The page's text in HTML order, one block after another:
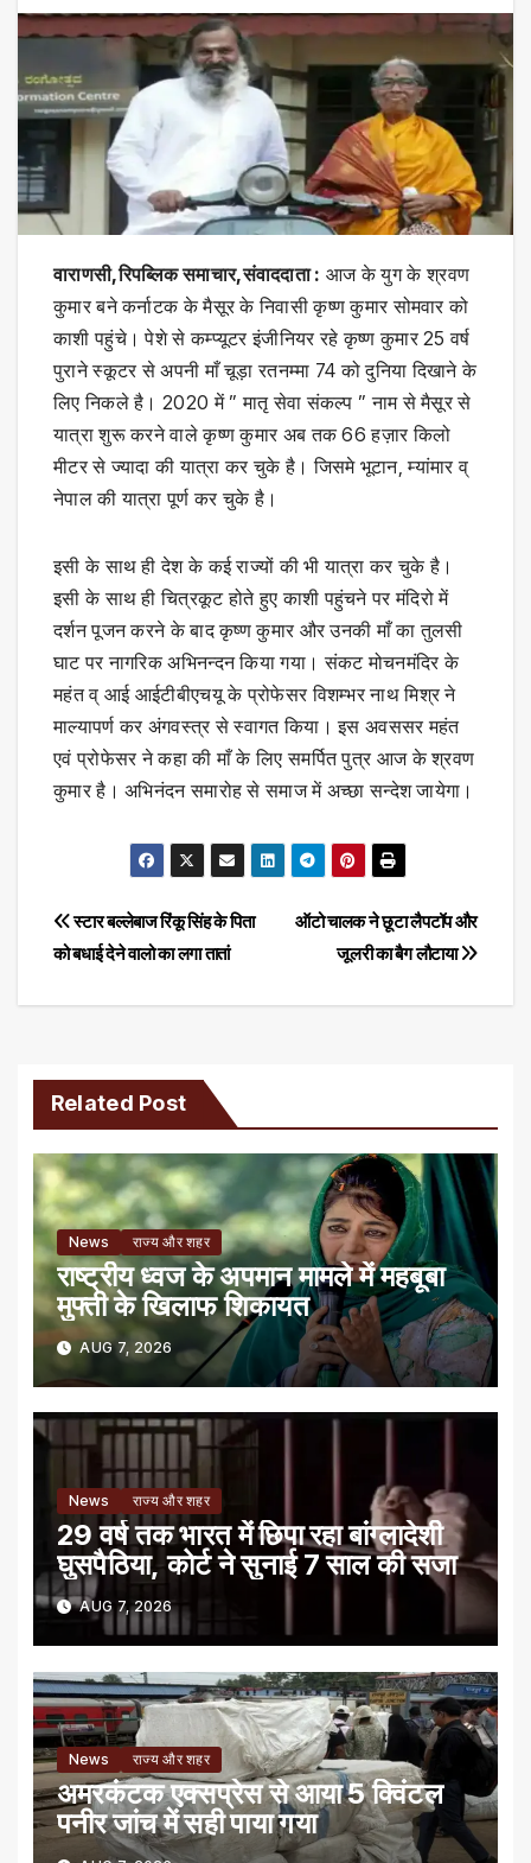
वाराणसी,रिपब्लिक समाचार,संवाददाता : आज के युग के श्रवण
कुमार बने कर्नाटक के मैसूर के निवासी कृष्ण कुमार सोमवार को
काशी पहुंचे। पेशे से कम्प्यूटर इंजीनियर रहे कृष्ण कुमार 25 वर्ष
पुराने स्कूटर से अपनी माँ चूड़ा रतनम्मा 74 को दुनिया दिखाने के
लिए निकले है। 2020 में ” मातृ सेवा संकल्प ” नाम से मैसूर से
यात्रा शुरू करने वाले कृष्ण कुमार अब तक 66 हज़ार किलो
मीटर से ज्यादा की यात्रा कर चुके है। जिसमे भूटान, म्यांमार व्
नेपाल की यात्रा पूर्ण कर चुके है।
इसी के साथ ही देश के कई राज्यों की भी यात्रा कर चुके है।
इसी के साथ ही चित्रकूट होते हुए काशी पहुंचने पर मंदिरो में
दर्शन पूजन करने के बाद कृष्ण कुमार और उनकी माँ का तुलसी
घाट पर नागरिक अभिनन्दन किया गया। संकट मोचनमंदिर के
महंत व् आई आईटीबीएचयू के प्रोफेसर विशम्भर नाथ मिश्र ने
माल्यापर्ण कर अंगवस्त्र से स्वागत किया। इस अवससर महंत
एवं प्रोफेसर ने कहा की माँ के लिए समर्पित पुत्र आज के श्रवण
कुमार है। अभिनंदन समारोह से समाज में अच्छा सन्देश जायेगा।
Post
navigation
ऑटो चालक ने छूटा लैपटॉप और
जूलरी का बैग लौटाया
स्टार बल्लेबाज रिंकू सिंह के पिता
को बधाई देने वालो का लगा तातां
Related Post
News राज्य और शहर
राष्ट्रीय ध्वज के अपमान मामले में महबूबा
मुफ्ती के खिलाफ शिकायत
AUG 7, 2026
News राज्य और शहर
29 वर्ष तक भारत में छिपा रहा बांग्लादेशी
घुसपैठिया, कोर्ट ने सुनाई 7 साल की सजा
AUG 7, 2026
News राज्य और शहर
अमरकंटक एक्सप्रेस से आया 5 क्विंटल
पनीर जांच में सही पाया गया